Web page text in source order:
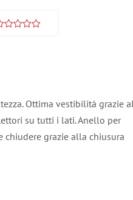
Ottima vestibilità grazie
su tutti i lati. Anello per
chiudere grazie alla chiusura